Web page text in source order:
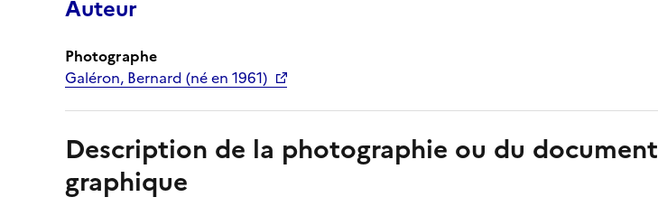
Auteur
Photographe
Galéron, Bernard (né en 1961)
Description de la photographie ou du document
graphique